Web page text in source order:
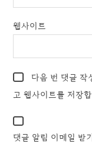
웹사이트
다음 번 댓글 작
고 웹사이트를 저장
댓글 알림 이메일 받